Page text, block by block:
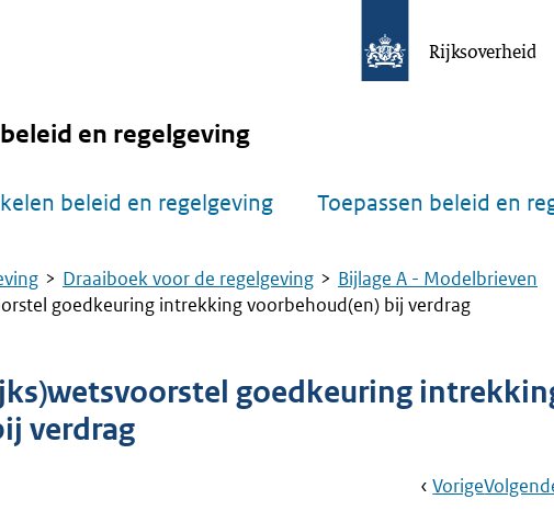
Rijksoverheid
en regelgeving
beleid en regelgeving Toepassen beleid en
Draaiboek voor de regelgeving
Bijlage A - Modelbrieven
goedkeuring intrekking voorbehoud(en) bij verdrag
goedkeuring
verdrag
Book
Ga
VorigePagina:
Ga